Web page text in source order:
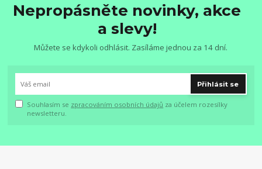
Nepropásněte novinky, akce
a slevy!
Můžete se kdykoli odhlásit. Zasíláme jednou za 14 dní.
Přihlásit se
Souhlasím se zpracováním osobních údajů za účelem rozesílky
newsletteru.